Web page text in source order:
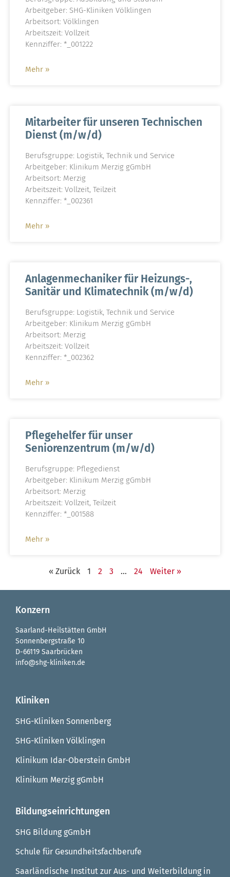
Arbeitgeber: SHG-Kliniken Völklingen
Arbeitsort: Völklingen
Arbeitszeit: Vollzeit
Kennziffer: *_001222
Mehr »
Mitarbeiter für unseren Technischen
Dienst (m/w/d)
Berufsgruppe: Logistik, Technik und Service
Arbeitgeber: Klinikum Merzig gGmbH
Arbeitsort: Merzig
Arbeitszeit: Vollzeit, Teilzeit
Kennziffer: *_002361
Mehr »
Anlagenmechaniker für Heizungs-,
Sanitär und Klimatechnik (m/w/d)
Berufsgruppe: Logistik, Technik und Service
Arbeitgeber: Klinikum Merzig gGmbH
Arbeitsort: Merzig
Arbeitszeit: Vollzeit
Kennziffer: *_002362
Mehr »
Pflegehelfer für unser
Seniorenzentrum (m/w/d)
Berufsgruppe: Pflegedienst
Arbeitgeber: Klinikum Merzig gGmbH
Arbeitsort: Merzig
Arbeitszeit: Vollzeit, Teilzeit
Kennziffer: *_001588
Mehr »
« Zurück 1 2 3 … 24 Weiter »
Konzern
Saarland-Heilstätten GmbH
Sonnenbergstraße 10
D-66119 Saarbrücken
info@shg-kliniken.de
Kliniken
SHG-Kliniken Sonnenberg
SHG-Kliniken Völklingen
Klinikum Idar-Oberstein GmbH
Klinikum Merzig gGmbH
Bildungseinrichtungen
SHG Bildung gGmbH
Schule für Gesundheitsfachberufe
Saarländische Institut zur Aus- und Weiterbildung in